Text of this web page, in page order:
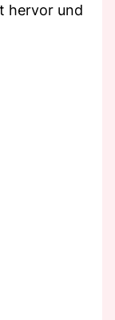
hervor und